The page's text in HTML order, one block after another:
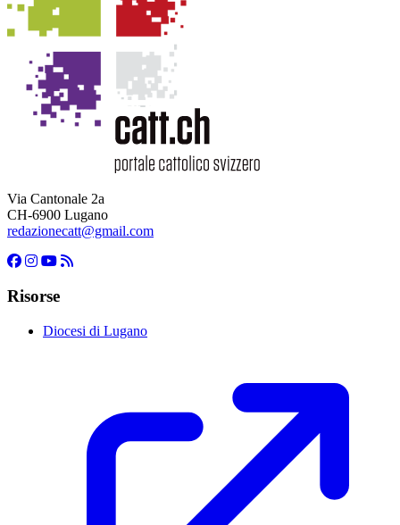
Via Cantonale 2a
CH-6900 Lugano
redazionecatt@gmail.com
Risorse
Diocesi di Lugano